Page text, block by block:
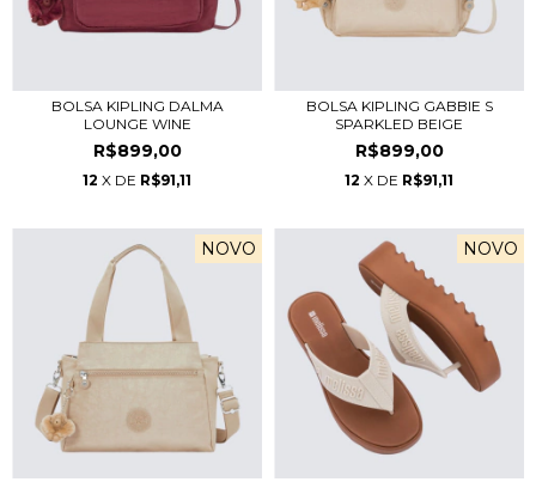
BOLSA KIPLING DALMA
LOUNGE WINE
R$899,00
12 X DE R$91,11
BOLSA KIPLING GABBIE S
SPARKLED BEIGE
R$899,00
12 X DE R$91,11
NOVO NOVO